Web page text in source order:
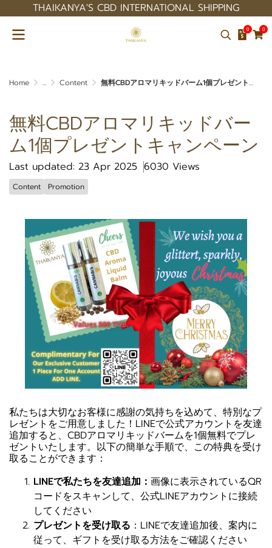
THAIKANYA'S CBD INTERNATIONAL SHIPPING
0 0
Home ... Content 無料CBDアロマリキッドバーム1個プレゼントキャンペーン
無料CBDアロマリキッドバー
ム1個プレゼントキャンペーン
Last updated: 23 Apr 2025 6030 Views
Content Promotion
私たちは大切なお客様に感謝の気持ちを込めて、特別なプ
レゼントをご用意しました！LINEで公式アカウントを友達
追加すると、CBDアロマリキッドバームを1個無料でプレ
ゼントいたします。以下の簡単な手順で、この特典を受け
取ることができます：
LINEで私たちを友達追加： 画像に表示されているQR
コードをスキャンして、公式LINEアカウントに接続
してください
プレゼントを受け取る ：LINEで友達追加後、案内に
従って、ギフトを受け取る方法をご確認ください